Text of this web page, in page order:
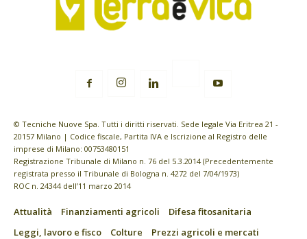
© Tecniche Nuove Spa. Tutti i diritti riservati. Sede legale Via Eritrea 21 -
20157 Milano | Codice fiscale, Partita IVA e Iscrizione al Registro delle
imprese di Milano: 00753480151
Registrazione Tribunale di Milano n. 76 del 5.3.2014 (Precedentemente
registrata presso il Tribunale di Bologna n. 4272 del 7/04/1973)
ROC n. 24344 dell’11 marzo 2014
Attualità Finanziamenti agricoli
Difesa fitosanitaria
Leggi, lavoro e fisco
Colture
Prezzi agricoli e mercati